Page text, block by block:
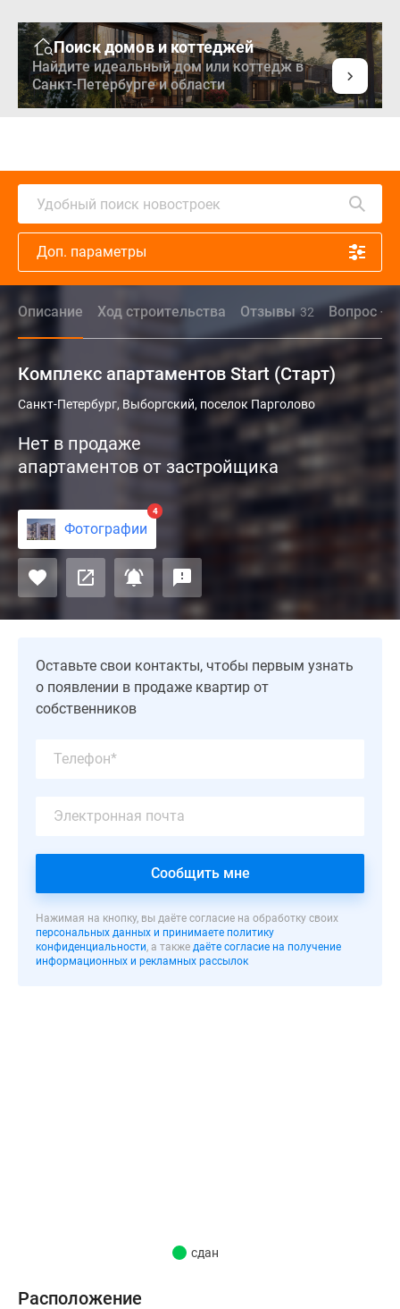
Поиск домов и коттеджей
Найдите идеальный дом или коттедж в
Санкт-Петербурге и области
Удобный поиск новостроек
Доп. параметры
Описание Ход строительства Отзывы 32 Вопрос -
Комплекс апартаментов Start (Старт)
Комплекс
апартаментов
Start
возведен
на
Проспекте
Энгельса,
д
174.
Ближайшая
станция
«Парнас»
находится
Реализацией
занимается
компаний
«ПСК».
ЖК
Санкт-Петербург, Выборгский, поселок Парголово
Нет в продаже
апартаментов от застройщика
Фотографии
4
Оставьте свои контакты, чтобы первым узнать
о появлении в продаже квартир от
собственников
Сообщить мне
Нажимая на кнопку, вы даёте согласие на обработку своих
персональных данных и принимаете политику
конфиденциальности, а также даёте согласие на получение
информационных и рекламных рассылок
сдан
Расположение